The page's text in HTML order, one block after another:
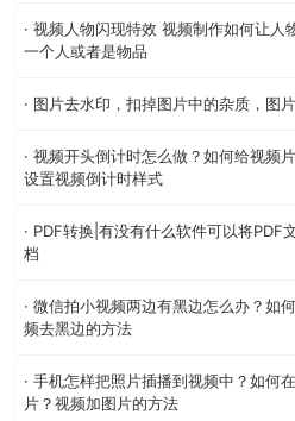
· 视频人物闪现特效 视频制作如何让人
一个人或者是物品
· 图片去水印，扣掉图片中的杂质，图
· 视频开头倒计时怎么做？如何给视频
设置视频倒计时样式
· PDF转换|有没有什么软件可以将PDF
档
· 微信拍小视频两边有黑边怎么办？如
频去黑边的方法
· 手机怎样把照片插播到视频中？如何
片？视频加图片的方法